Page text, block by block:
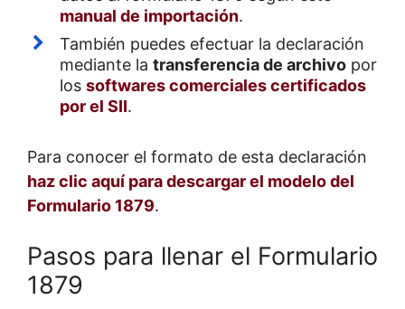
manual de importación.
También puedes efectuar la declaración
mediante la transferencia de archivo por
los softwares comerciales certificados
por el SII.
Para conocer el formato de esta declaración
haz clic aquí para descargar el modelo del
Formulario 1879.
Pasos para llenar el Formulario
1879